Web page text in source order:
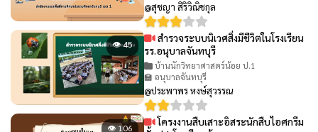
@สุชญา สิริวิณิชกุล
👁 45
สำรวจระบบนิเวศสิ่งมีชีวิตในโรงเรียน
รร.อนุบาลจันทบุรี
บ้านนักวิทยาศาสตร์น้อย ป.1
🏫 อนุบาลจันทบุรี
@ประพาพร หงษ์สุวรรณ
👁 106
โครงงานสืบเสาะอิสระนักสืบไอศกรีม